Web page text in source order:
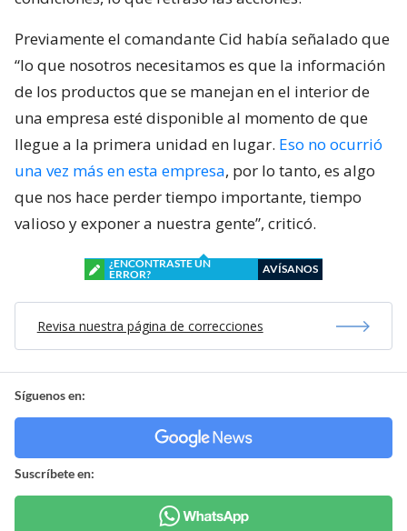
Previamente el comandante Cid había señalado que
“lo que nosotros necesitamos es que la información
de los productos que se manejan en el interior de
una empresa esté disponible al momento de que
llegue a la primera unidad en lugar. Eso no ocurrió
una vez más en esta empresa, por lo tanto, es algo
que nos hace perder tiempo importante, tiempo
valioso y exponer a nuestra gente”, criticó.
¿ENCONTRASTE UN
ERROR?
AVÍSANOS
Revisa nuestra página de correcciones
Síguenos en:
Suscríbete en: